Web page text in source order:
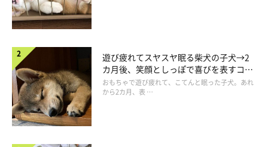
遊び疲れてスヤスヤ眠る柴犬の子犬→2
カ月後、笑顔としっぽで喜びを表すコに
成長！
おもちゃで遊び疲れて、こてんと眠った子犬。あれ
から2カ月、表 …